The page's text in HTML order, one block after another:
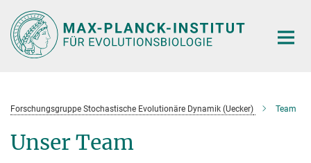
Hauptinhalt
Forschungsgruppe Stochastische Evolutionäre Dynamik (Uecker) Team
Unser Team